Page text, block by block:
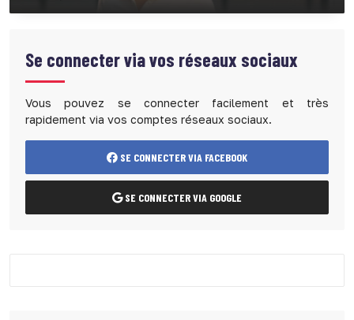
Se connecter via vos réseaux sociaux
Vous pouvez se connecter facilement et très
rapidement via vos comptes réseaux sociaux.
SE CONNECTER VIA FACEBOOK
SE CONNECTER VIA GOOGLE